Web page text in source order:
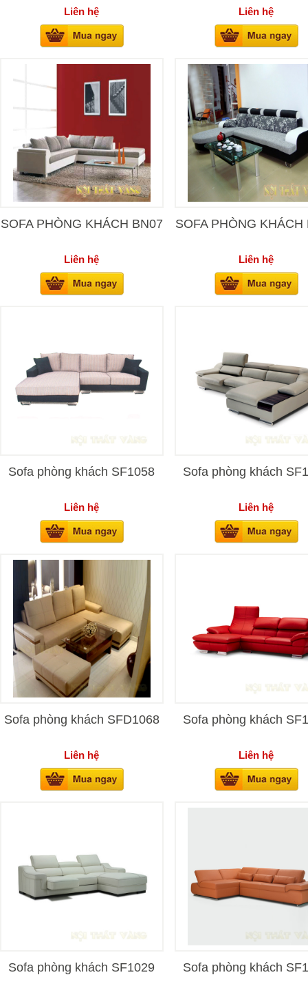
Liên hệ Liên hệ
SOFA PHÒNG KHÁCH BN07
Liên hệ
SOFA PHÒNG KHÁCH
Liên hệ
Sofa phòng khách SF1058
Liên hệ
Sofa phòng khách
Liên hệ
Sofa phòng khách SFD1068
Liên hệ
Sofa phòng khách
Liên hệ
Sofa phòng khách SF1029 Sofa phòng khách